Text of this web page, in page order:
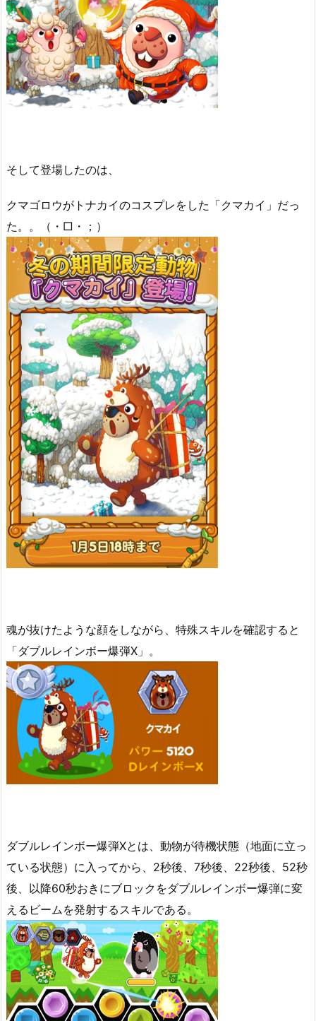
そして登場したのは、
クマゴロウがトナカイのコスプレをした「クマカイ」だっ
た。。（・□・；）
魂が抜けたような顔をしながら、特殊スキルを確認すると
「ダブルレインボー爆弾X」。
ダブルレインボー爆弾Xとは、動物が待機状態（地面に立っ
ている状態）に入ってから、2秒後、7秒後、22秒後、52秒
後、以降60秒おきにブロックをダブルレインボー爆弾に変
えるビームを発射するスキルである。